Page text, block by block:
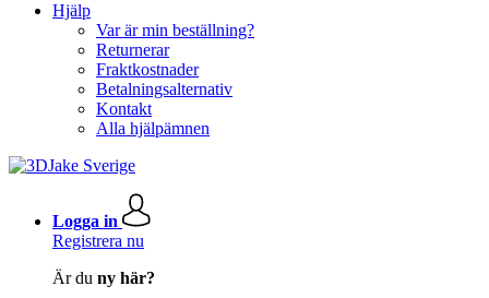
Hjälp
Var är min beställning?
Returnerar
Fraktkostnader
Betalningsalternativ
Kontakt
Alla hjälpämnen
Logga in
Registrera nu
Är du ny här?